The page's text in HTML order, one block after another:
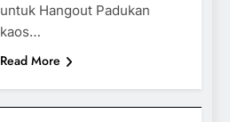
untuk Hangout Padukan
kaos…
Read More